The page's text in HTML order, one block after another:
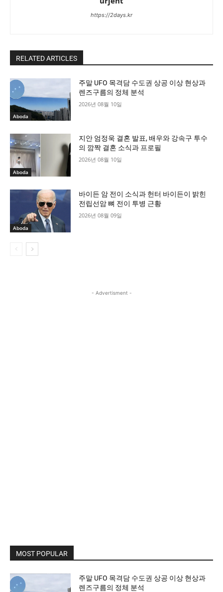
https://2days.kr
RELATED ARTICLES
Aboda
주말 UFO 목격담 수도권 상공 이상 현상과
렌즈구름의 정체 분석
2026년 08월 10일
Aboda
지안 엄정욱 결혼 발표, 배우와 강속구 투수
의 깜짝 결혼 소식과 프로필
2026년 08월 10일
Aboda
바이든 암 전이 소식과 헌터 바이든이 밝힌
전립선암 뼈 전이 투병 근황
2026년 08월 09일
- Advertisment -
MOST POPULAR
주말 UFO 목격담 수도권 상공 이상 현상과
렌즈구름의 정체 분석